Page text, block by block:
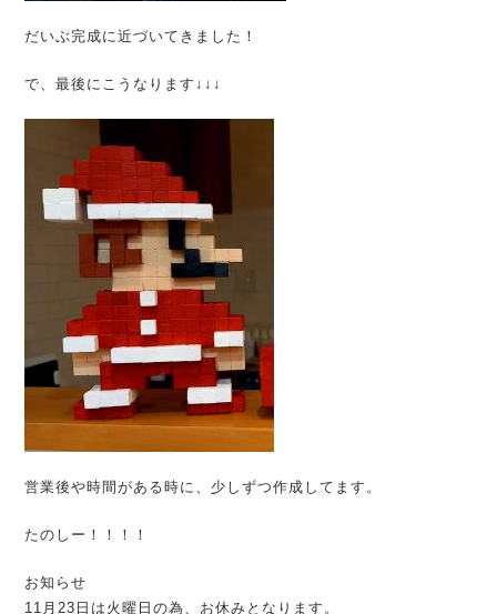
だいぶ完成に近づいてきました！
で、最後にこうなります↓↓↓
営業後や時間がある時に、少しずつ作成してます。
たのしー！！！！
お知らせ
11月23日は火曜日の為、お休みとなります。